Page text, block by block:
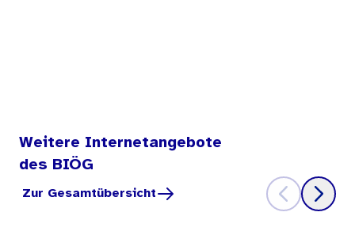
Weitere Internetangebote
des BIÖG
Zur Gesamtübersicht